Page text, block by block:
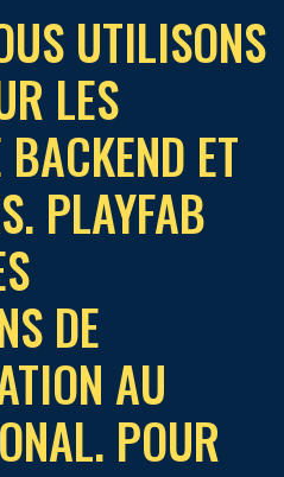
UTILISONS
LES
ET
PLAYFAB
DE
AU
POUR